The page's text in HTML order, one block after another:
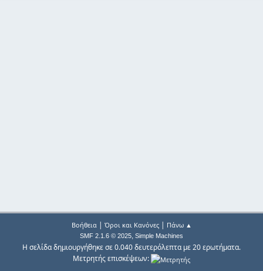
Βοήθεια| Όροι και Κανόνες| Πάνω ▲
SMF 2.1.6 © 2025, Simple Machines
Η σελίδα δημιουργήθηκε σε 0.040 δευτερόλεπτα με 20 ερωτήματα.
Μετρητής επισκέψεων: